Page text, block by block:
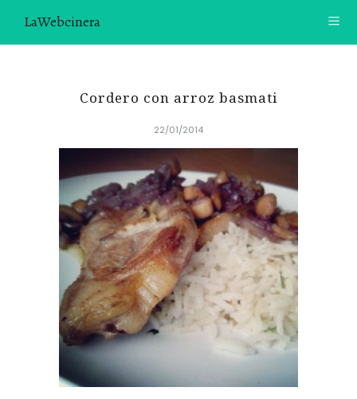
LaWebcinera
CONTACTO
SOBRE MÍ
¿TE GUSTARÍA UNIRTE A NUESTRA AVENTURA GASTRON
ÓMICA?
ÚNETE A LA NEWSLETTER
RECOMENDACIONES
Cordero con arroz basmati
22/01/2014